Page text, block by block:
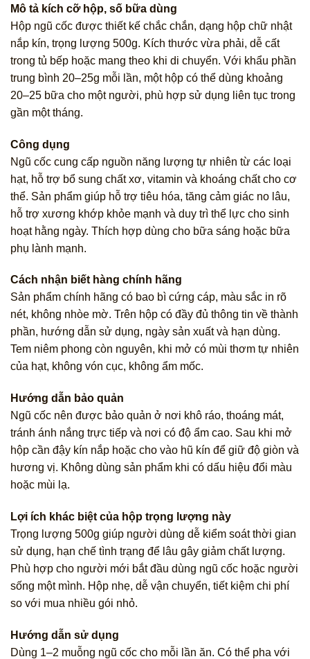
Mô tả kích cỡ hộp, số bữa dùng
Hộp ngũ cốc được thiết kế chắc chắn, dạng hộp chữ nhật
nắp kín, trọng lượng 500g. Kích thước vừa phải, dễ cất
trong tủ bếp hoặc mang theo khi di chuyển. Với khẩu phần
trung bình 20–25g mỗi lần, một hộp có thể dùng khoảng
20–25 bữa cho một người, phù hợp sử dụng liên tục trong
gần một tháng.
Công dụng
Ngũ cốc cung cấp nguồn năng lượng tự nhiên từ các loại
hạt, hỗ trợ bổ sung chất xơ, vitamin và khoáng chất cho cơ
thể. Sản phẩm giúp hỗ trợ tiêu hóa, tăng cảm giác no lâu,
hỗ trợ xương khớp khỏe mạnh và duy trì thể lực cho sinh
hoạt hằng ngày. Thích hợp dùng cho bữa sáng hoặc bữa
phụ lành mạnh.
Cách nhận biết hàng chính hãng
Sản phẩm chính hãng có bao bì cứng cáp, màu sắc in rõ
nét, không nhòe mờ. Trên hộp có đầy đủ thông tin về thành
phần, hướng dẫn sử dụng, ngày sản xuất và hạn dùng.
Tem niêm phong còn nguyên, khi mở có mùi thơm tự nhiên
của hạt, không vón cục, không ẩm mốc.
Hướng dẫn bảo quản
Ngũ cốc nên được bảo quản ở nơi khô ráo, thoáng mát,
tránh ánh nắng trực tiếp và nơi có độ ẩm cao. Sau khi mở
hộp cần đậy kín nắp hoặc cho vào hũ kín để giữ độ giòn và
hương vị. Không dùng sản phẩm khi có dấu hiệu đổi màu
hoặc mùi lạ.
Lợi ích khác biệt của hộp trọng lượng này
Trọng lượng 500g giúp người dùng dễ kiểm soát thời gian
sử dụng, hạn chế tình trạng để lâu gây giảm chất lượng.
Phù hợp cho người mới bắt đầu dùng ngũ cốc hoặc người
sống một mình. Hộp nhẹ, dễ vận chuyển, tiết kiệm chi phí
so với mua nhiều gói nhỏ.
Hướng dẫn sử dụng
Dùng 1–2 muỗng ngũ cốc cho mỗi lần ăn. Có thể pha với